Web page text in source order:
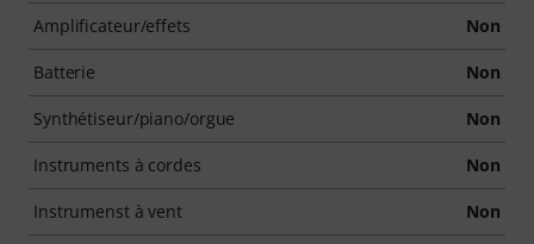
Amplificateur/effets Non
Batterie Non
Synthétiseur/piano/orgue Non
Instruments à cordes Non
Instrumenst à vent Non